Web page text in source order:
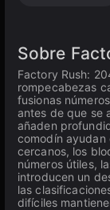
Sobre
Factory Rush:
rompecabezas
fusionas
antes de que se
añaden
comodín ayudan
cercanos, los
números útiles,
introducen un
las
difíciles